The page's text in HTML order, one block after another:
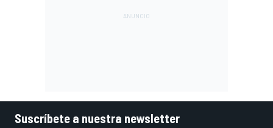
Suscríbete a nuestra newsletter